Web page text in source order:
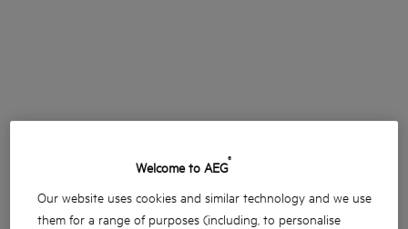
Welcome to AEG®
Our website uses cookies and similar technology and we use
them for a range of purposes (including, to personalise